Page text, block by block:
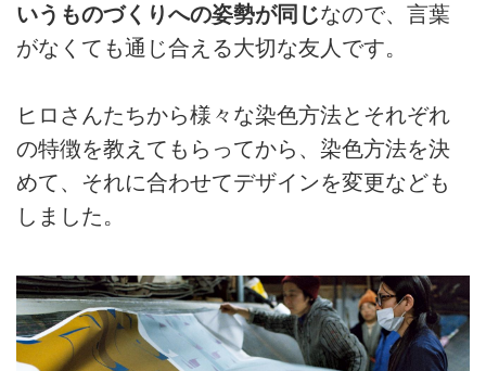
いうものづくりへの姿勢が同じなので、言葉
がなくても通じ合える大切な友人です。
ヒロさんたちから様々な染色方法とそれぞれ
の特徴を教えてもらってから、染色方法を決
めて、それに合わせてデザインを変更なども
しました。